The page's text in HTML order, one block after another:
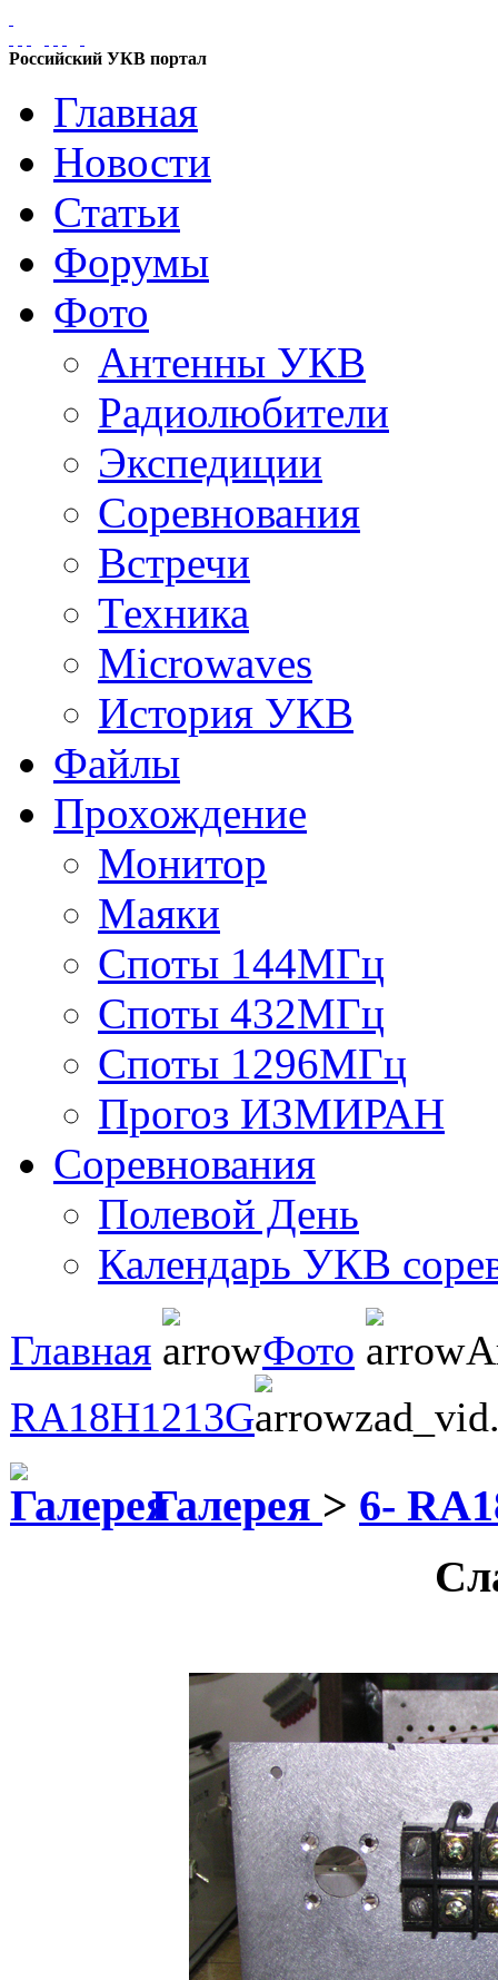
Российский УКВ портал
Главная
Новости
Статьи
Форумы
Фото
Антенны УКВ
Радиолюбители
Экспедиции
Соревнования
Встречи
Техника
Microwaves
История УКВ
Файлы
Прохождение
Монитор
Маяки
Споты 144МГц
Споты 432МГц
Споты 1296МГц
Прогоз ИЗМИРАН
Соревнования
Полевой День
Календарь УКВ
Главная Фото
RA18H1213G
Галерея > 6-